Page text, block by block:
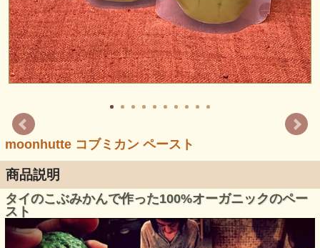
moonhutte コブミカン ペースト
商品説明
タイのこぶみかんで作った100%オーガニックのペー
スト